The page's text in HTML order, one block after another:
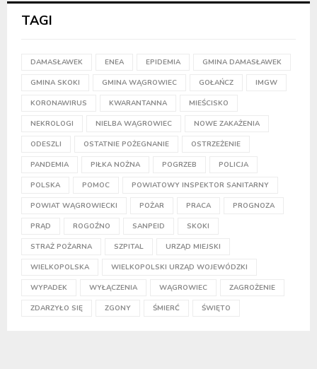
TAGI
DAMASŁAWEK ENEA EPIDEMIA GMINA DAMASŁAWEK
GMINA SKOKI GMINA WĄGROWIEC GOŁAŃCZ IMGW
KORONAWIRUS KWARANTANNA MIEŚCISKO
NEKROLOGI NIELBA WĄGROWIEC NOWE ZAKAŻENIA
ODESZLI OSTATNIE POŻEGNANIE OSTRZEŻENIE
PANDEMIA PIŁKA NOŻNA POGRZEB POLICJA
POLSKA POMOC POWIATOWY INSPEKTOR SANITARNY
POWIAT WĄGROWIECKI POŻAR PRACA PROGNOZA
PRĄD ROGOŹNO SANPEID SKOKI
STRAŻ POŻARNA SZPITAL URZĄD MIEJSKI
WIELKOPOLSKA WIELKOPOLSKI URZĄD WOJEWÓDZKI
WYPADEK WYŁĄCZENIA WĄGROWIEC ZAGROŻENIE
ZDARZYŁO SIĘ ZGONY ŚMIERĆ ŚWIĘTO